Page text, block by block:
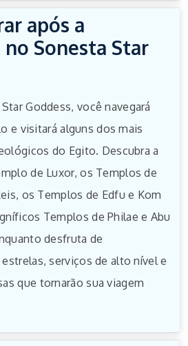
após a
Sonesta Star
Goddess, você navegará
e visitará alguns dos mais
do Egito. Descubra a
de Luxor, os Templos de
os Templos de Edfu e Kom
Templos de Philae e Abu
desfruta de
serviços de alto nível e
que tornarão sua viagem